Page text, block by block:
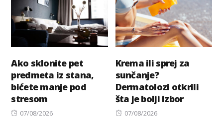
Ako sklonite pet
predmeta iz stana,
bićete manje pod
stresom
Posted
07/08/2026
Krema ili sprej za
sunčanje?
Dermatolozi otkrili
šta je bolji izbor
Posted
07/08/2026